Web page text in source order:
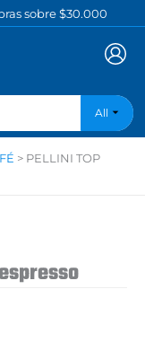
sobre $30.000
All
> PELLINI TOP